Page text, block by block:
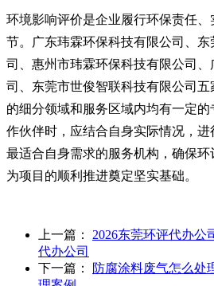
环境影响评价是企业履行环保责任
节。广东玮霖环保科技有限公司、
司、惠州市玮霖环保科技有限公司
司、东莞市世俊智联科技有限公司
的细分领域和服务区域内均有一定
作伙伴时，应结合自身实际情况，
最适合自身需求的服务机构，确保环
为项目的顺利推进奠定坚实基础。
上一篇： 2026东莞环评代办公
代办公司
下一篇：
防腐涂料废气怎么处